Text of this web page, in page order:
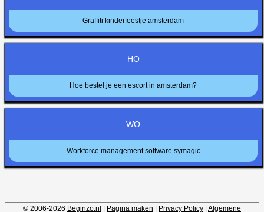
Graffiti kinderfeestje amsterdam
HO
Hoe bestel je een escort in amsterdam?
WO
Workforce management software symagic
© 2006-2026 Beginzo.nl Pagina maken Privacy Policy Algemene